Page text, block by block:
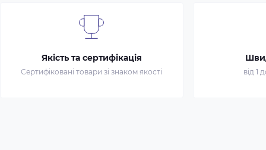
Якість та сертифікація
Сертифіковані товари зі знаком якості від 1